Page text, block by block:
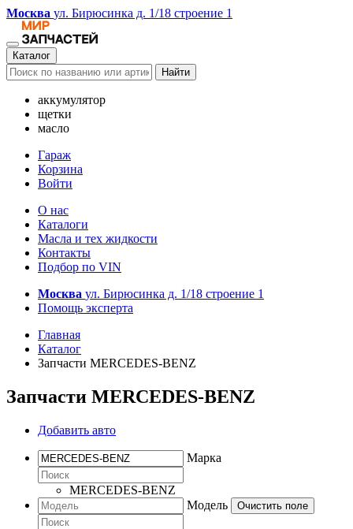
Москва ул. Бирюсинка д. 1/18 строение 1
Каталог
Найти
аккумулятор
щетки
масло
Гараж
Корзина
Войти
О нас
Каталоги
Масла и тех жидкости
Контакты
Подбор по VIN
Москва ул. Бирюсинка д. 1/18 строение 1
Помощь эксперта
Главная
Каталог
Запчасти MERCEDES-BENZ
Запчасти MERCEDES-BENZ
Добавить авто
Марка
MERCEDES-BENZ
Модель
Очистить поле